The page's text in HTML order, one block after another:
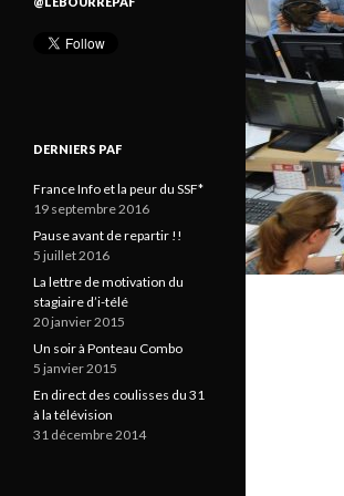
DERNIERS PAF
France Info et la peur du SSF*
19 septembre 2016
Pause avant de repartir !!
5 juillet 2016
La lettre de motivation du
stagiaire d’i-télé
20 janvier 2015
Un soir à Ponteau Combo
5 janvier 2015
En direct des coulisses du 31
à la télévision
31 décembre 2014